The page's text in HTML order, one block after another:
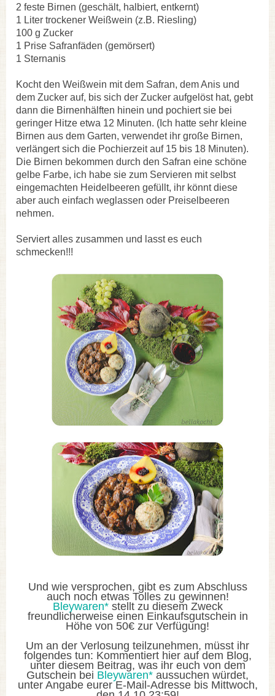
2 feste Birnen (geschält, halbiert, entkernt)
1 Liter trockener Weißwein (z.B. Riesling)
100 g Zucker
1 Prise Safranfäden (gemörsert)
1 Sternanis
Kocht den Weißwein mit dem Safran, dem Anis und
dem Zucker auf, bis sich der Zucker aufgelöst hat, gebt
dann die Birnenhälften hinein und pochiert sie bei
geringer Hitze etwa 12 Minuten. (Ich hatte sehr kleine
Birnen aus dem Garten, verwendet ihr große Birnen,
verlängert sich die Pochierzeit auf 15 bis 18 Minuten).
Die Birnen bekommen durch den Safran eine schöne
gelbe Farbe, ich habe sie zum Servieren mit selbst
eingemachten Heidelbeeren gefüllt, ihr könnt diese
aber auch einfach weglassen oder Preiselbeeren
nehmen.
Serviert alles zusammen und lasst es euch
schmecken!!!
Und wie versprochen, gibt es zum Abschluss
auch noch etwas Tolles zu gewinnen!
Bleywaren*stellt zu diesem Zweck
freundlicherweise einen Einkaufsgutschein in
Höhe von 50€ zur Verfügung!
Um an der Verlosung teilzunehmen, müsst ihr
folgendes tun: Kommentiert hier auf dem Blog,
unter diesem Beitrag, was ihr euch von dem
Gutschein bei Bleywaren* aussuchen würdet,
unter Angabe eurer E-Mail-Adresse bis Mittwoch,